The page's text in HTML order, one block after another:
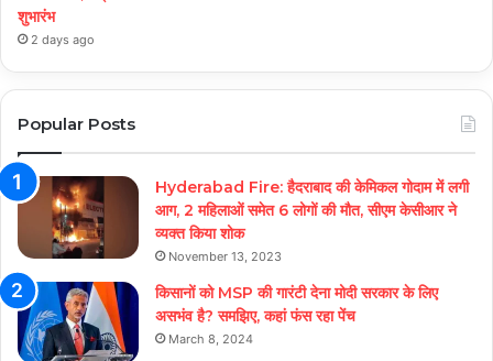
शुभारंभ
2 days ago
Popular Posts
Hyderabad Fire: हैदराबाद की केमिकल गोदाम में लगी
आग, 2 महिलाओं समेत 6 लोगों की मौत, सीएम केसीआर ने
व्यक्त किया शोक
November 13, 2023
किसानों को MSP की गारंटी देना मोदी सरकार के लिए
असभंव है? समझिए, कहां फंस रहा पेंच
March 8, 2024